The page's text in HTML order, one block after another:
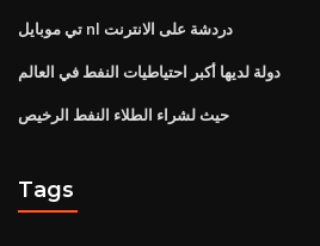
تي موبايل nl دردشة على الانترنت
دولة لديها أكبر احتياطيات النفط في العالم
حيث لشراء الطلاء النفط الرخيص
Tags